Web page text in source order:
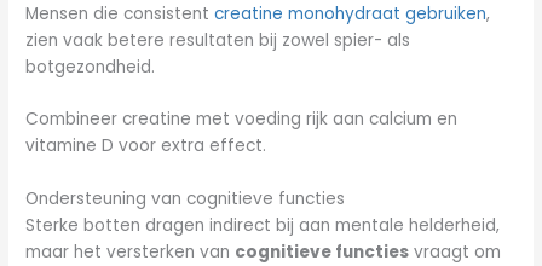
Mensen die consistentcreatine monohydraat gebruiken,
zien vaak betere resultaten bij zowel spier- als
botgezondheid.
Combineer creatine met voeding rijk aan calcium en
vitamine D voor extra effect.
Ondersteuning van cognitieve functies
Sterke botten dragen indirect bij aan mentale helderheid,
maar het versterken van cognitieve functies vraagt om